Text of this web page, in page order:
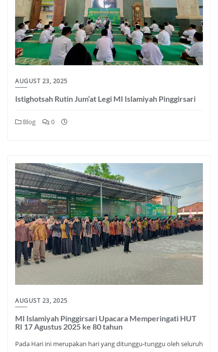
AUGUST 23, 2025
Istighotsah Rutin Jum’at Legi MI Islamiyah Pinggirsari
Blog 0
AUGUST 23, 2025
MI Islamiyah Pinggirsari Upacara Memperingati HUT
RI 17 Agustus 2025 ke 80 tahun
Pada Hari ini merupakan hari yang ditunggu-tunggu oleh seluruh